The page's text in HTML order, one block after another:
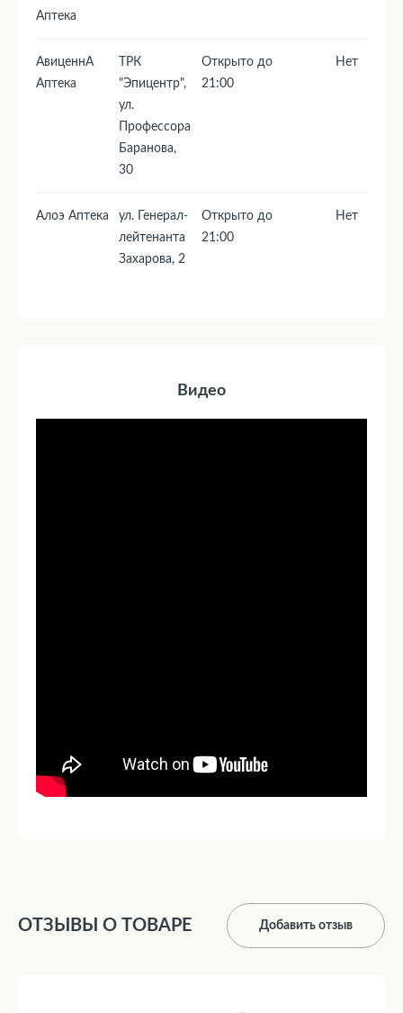
Аптека
АвиценнА
Аптека
ТРК
"Эпицентр",
ул.
Профессора
Баранова,
30
Открыто до
21:00
Нет
Алоэ Аптека
ул. Генерал-
лейтенанта
Захарова, 2
Открыто до
21:00
Нет
Видео
ОТЗЫВЫ О ТОВАРЕ Добавить отзыв